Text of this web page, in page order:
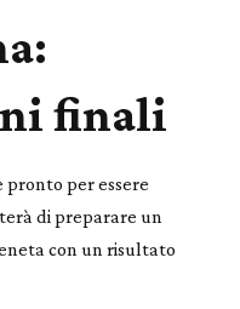
finali
pronto per essere
di preparare un
con un risultato